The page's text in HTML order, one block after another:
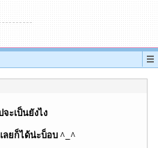
ะเป็นยังไง
ลยก็ได้น่ะบ็อบ ^_^